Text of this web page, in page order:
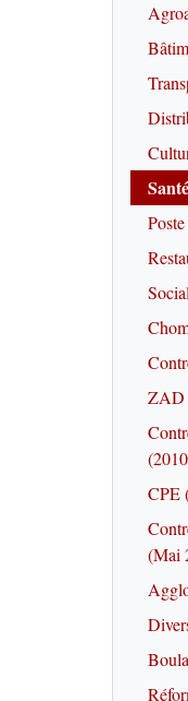
Santé
Poste
Social
ZAD
CPE
(Mai